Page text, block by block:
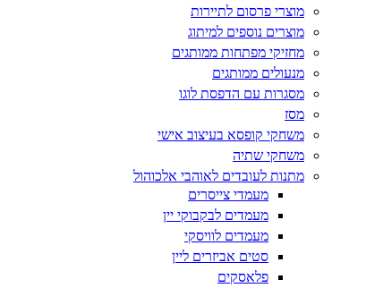
מוצרי פרסום לתיירות
מוצרים נוספים למיתוג
מחזיקי מפתחות ממותגים
מנעולים ממותגים
מסגרות עם הדפסת לוגו
מסז
משחקי קופסא בעיצוב אישי
משחקי שתיה
מתנות לעובדים לאוהבי אלכוהול
מעמדי צייסרים
מעמדים לבקבוקי יין
מעמדים לוויסקי
סטים אביזרים ליין
פלאסקים